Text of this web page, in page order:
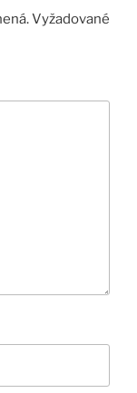
Vyžadované